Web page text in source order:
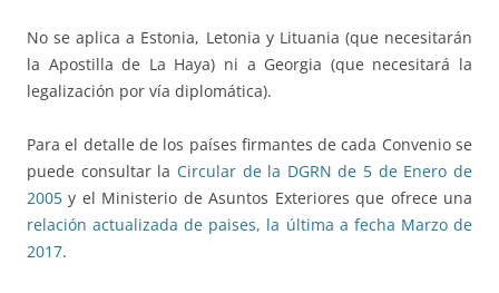
No se aplica a Estonia, Letonia y Lituania (que necesitarán
la Apostilla de La Haya) ni a Georgia (que necesitará la
legalización por vía diplomática).
Para el detalle de los países firmantes de cada Convenio se
puede consultar la Circular de la DGRN de 5 de Enero de
2005 y el Ministerio de Asuntos Exteriores que ofrece una
relación actualizada de paises, la última a fecha Marzo de
2017.